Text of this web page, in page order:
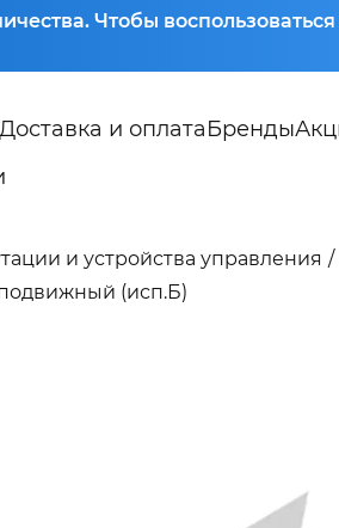
Чтобы
Доставка и оплатаБренды
и устройства управления
(исп.Б)